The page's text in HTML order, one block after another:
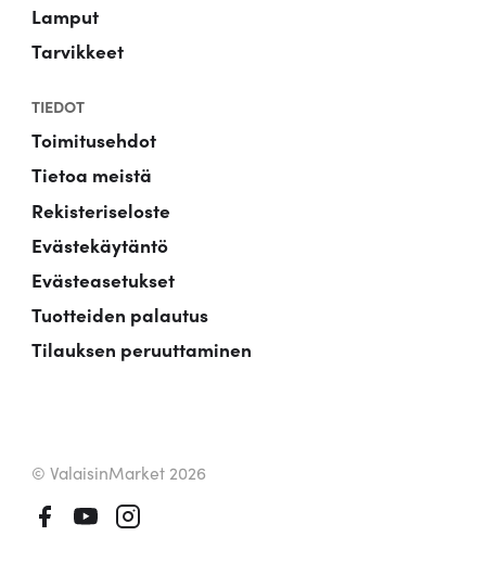
Lamput
Tarvikkeet
TIEDOT
Toimitusehdot
Tietoa meistä
Rekisteriseloste
Evästekäytäntö
Evästeasetukset
Tuotteiden palautus
Tilauksen peruuttaminen
© ValaisinMarket 2026
FacebookYoutubeInstagram